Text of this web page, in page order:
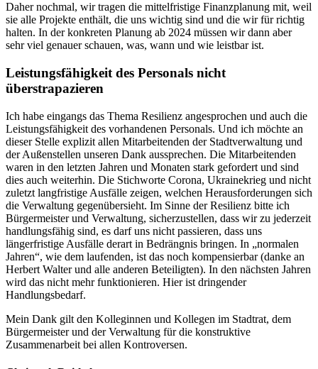
Daher nochmal, wir tragen die mittelfristige Finanzplanung mit, weil
sie alle Projekte enthält, die uns wichtig sind und die wir für richtig
halten. In der konkreten Planung ab 2024 müssen wir dann aber
sehr viel genauer schauen, was, wann und wie leistbar ist.
Leistungsfähigkeit des Personals nicht
überstrapazieren
Ich habe eingangs das Thema Resilienz angesprochen und auch die
Leistungsfähigkeit des vorhandenen Personals. Und ich möchte an
dieser Stelle explizit allen Mitarbeitenden der Stadtverwaltung und
der Außenstellen unseren Dank aussprechen. Die Mitarbeitenden
waren in den letzten Jahren und Monaten stark gefordert und sind
dies auch weiterhin. Die Stichworte Corona, Ukrainekrieg und nicht
zuletzt langfristige Ausfälle zeigen, welchen Herausforderungen sich
die Verwaltung gegenübersieht. Im Sinne der Resilienz bitte ich
Bürgermeister und Verwaltung, sicherzustellen, dass wir zu jederzeit
handlungsfähig sind, es darf uns nicht passieren, dass uns
längerfristige Ausfälle derart in Bedrängnis bringen. In „normalen
Jahren“, wie dem laufenden, ist das noch kompensierbar (danke an
Herbert Walter und alle anderen Beteiligten). In den nächsten Jahren
wird das nicht mehr funktionieren. Hier ist dringender
Handlungsbedarf.
Mein Dank gilt den Kolleginnen und Kollegen im Stadtrat, dem
Bürgermeister und der Verwaltung für die konstruktive
Zusammenarbeit bei allen Kontroversen.